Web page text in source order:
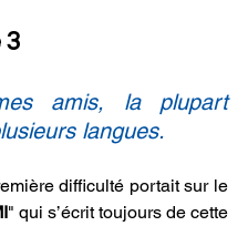
3
amis, la plupart
langues.
difficulté portait sur le
" qui s’écrit toujours de cette